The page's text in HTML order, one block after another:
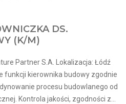
DS.
(K/M)
Partner S.A. Lokalizacja: Łódź
funkcji kierownika budowy zgodnie
procesu budowlanego od
Kontrola jakości, zgodności z...